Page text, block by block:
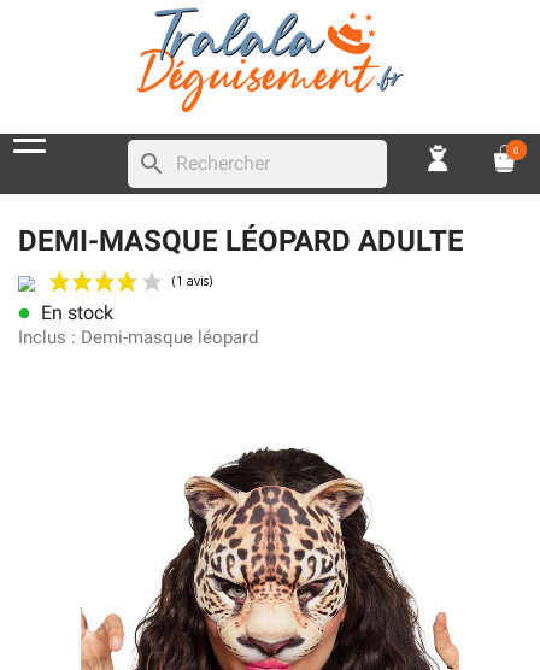
search 0
DEMI-MASQUE LÉOPARD ADULTE
(1 avis)
lens En stock
Inclus : Demi-masque léopard